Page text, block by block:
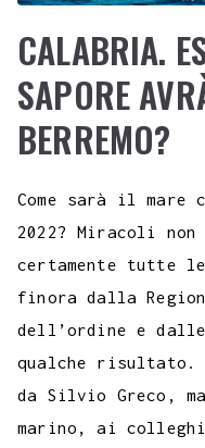
CALABRIA.
SAPORE
BERREMO?
Come sarà il mare
2022? Miracoli non
certamente tutte le
finora dalla
dell’ordine e dalle
qualche risultato.
da Silvio Greco,
marino, ai